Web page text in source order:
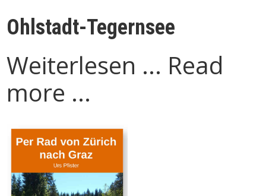
Ohlstadt-Tegernsee
Weiterlesen ... Read
more ...